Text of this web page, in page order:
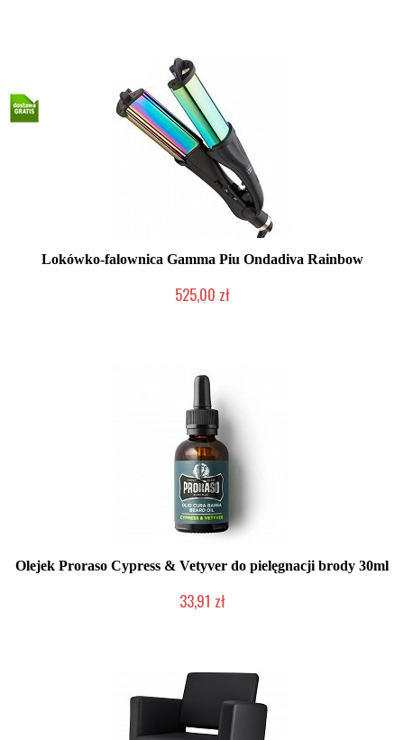
Lokówko-falownica Gamma Piu Ondadiva Rainbow
525,00 zł
Olejek Proraso Cypress & Vetyver do pielęgnacji brody 30ml
33,91 zł